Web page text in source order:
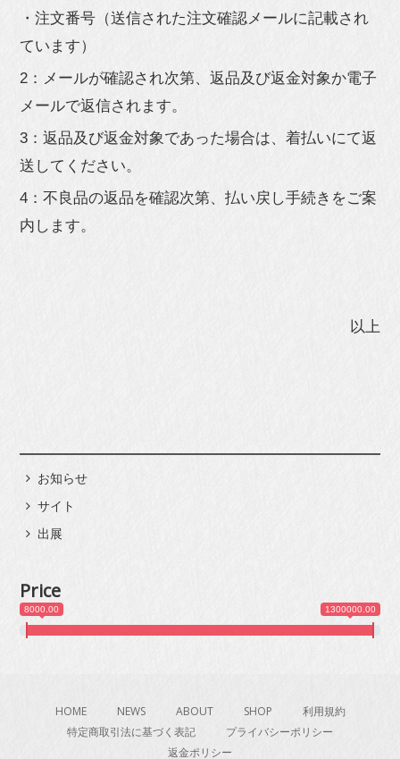
・注文番号（送信された注文確認メールに記載され
ています）
2：メールが確認され次第、返品及び返金対象か電子
メールで返信されます。
3：返品及び返金対象であった場合は、着払いにて返
送してください。
4：不良品の返品を確認次第、払い戻し手続きをご案
内します。
以上
お知らせ
サイト
出展
Price
8000.00 1300000.00
HOME NEWS ABOUT SHOP
利用規約
特定商取引法に基づく表記
プライバシーポリシー
返金ポリシー